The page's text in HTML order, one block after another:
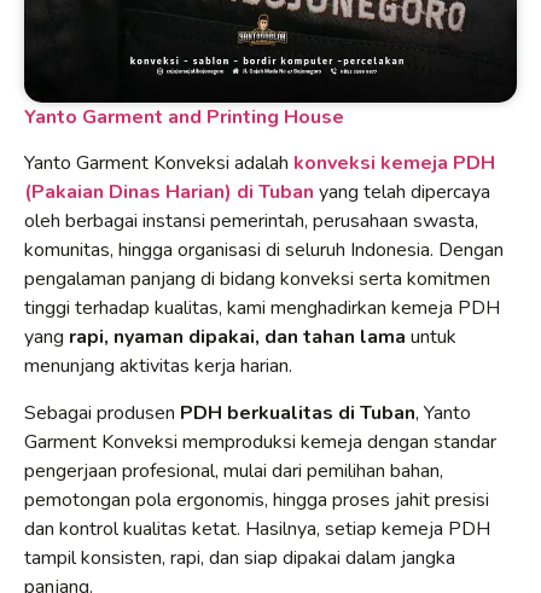
Yanto Garment and Printing House
Yanto Garment Konveksi adalah konveksi kemeja PDH
(Pakaian Dinas Harian) di Tuban yang telah dipercaya
oleh berbagai instansi pemerintah, perusahaan swasta,
komunitas, hingga organisasi di seluruh Indonesia. Dengan
pengalaman panjang di bidang konveksi serta komitmen
tinggi terhadap kualitas, kami menghadirkan kemeja PDH
yang rapi, nyaman dipakai, dan tahan lama untuk
menunjang aktivitas kerja harian.
Sebagai produsen PDH berkualitas di Tuban, Yanto
Garment Konveksi memproduksi kemeja dengan standar
pengerjaan profesional, mulai dari pemilihan bahan,
pemotongan pola ergonomis, hingga proses jahit presisi
dan kontrol kualitas ketat. Hasilnya, setiap kemeja PDH
tampil konsisten, rapi, dan siap dipakai dalam jangka
panjang.